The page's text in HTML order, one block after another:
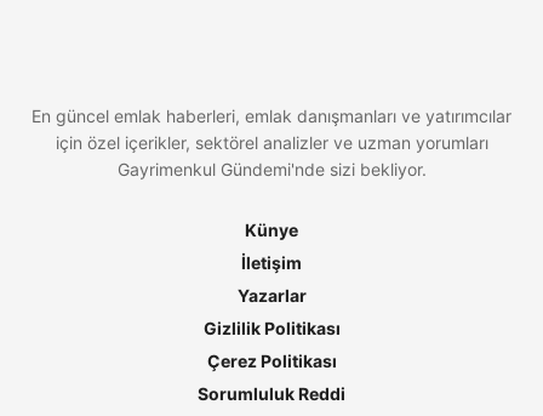
En güncel emlak haberleri, emlak danışmanları ve yatırımcılar
için özel içerikler, sektörel analizler ve uzman yorumları
Gayrimenkul Gündemi'nde sizi bekliyor.
Künye
İletişim
Yazarlar
Gizlilik Politikası
Çerez Politikası
Sorumluluk Reddi